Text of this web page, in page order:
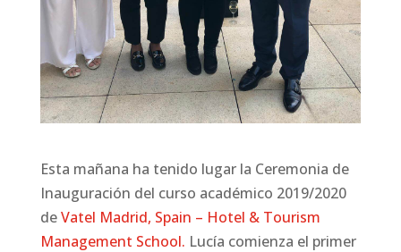
Esta mañana ha tenido lugar la Ceremonia de
Inauguración del curso académico 2019/2020
deVatel Madrid, Spain – Hotel & Tourism
Management School. Lucía comienza el primer